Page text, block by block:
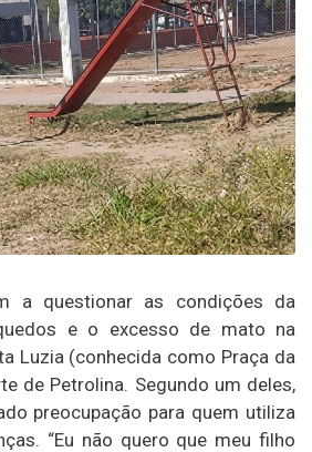
a questionar as condições da
e o excesso de mato na
Luzia (conhecida como Praça da
de Petrolina. Segundo um deles,
preocupação para quem utiliza
“Eu não quero que meu filho